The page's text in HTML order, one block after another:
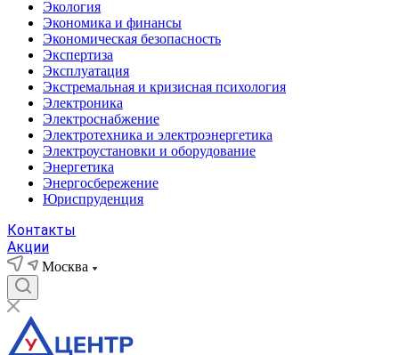
Экология
Экономика и финансы
Экономическая безопасность
Экспертиза
Эксплуатация
Экстремальная и кризисная психология
Электроника
Электроснабжение
Электротехника и электроэнергетика
Электроустановки и оборудование
Энергетика
Энергосбережение
Юриспруденция
Контакты
Акции
Москва